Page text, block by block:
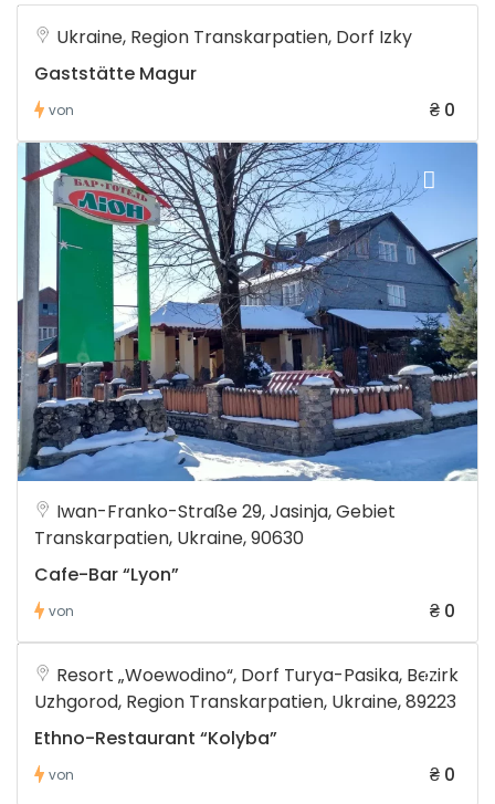
Ukraine, Region Transkarpatien, Dorf Izky
Gaststätte Magur
von ₴ 0
Iwan-Franko-Straße 29, Jasinja, Gebiet
Transkarpatien, Ukraine, 90630
Cafe-Bar “Lyon”
von ₴ 0
Resort „Woewodino“, Dorf Turya-Pasika, Bezirk
Uzhgorod, Region Transkarpatien, Ukraine, 89223
Ethno-Restaurant “Kolyba”
von ₴ 0